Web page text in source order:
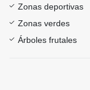
Zonas deportivas
Zonas verdes
Árboles frutales